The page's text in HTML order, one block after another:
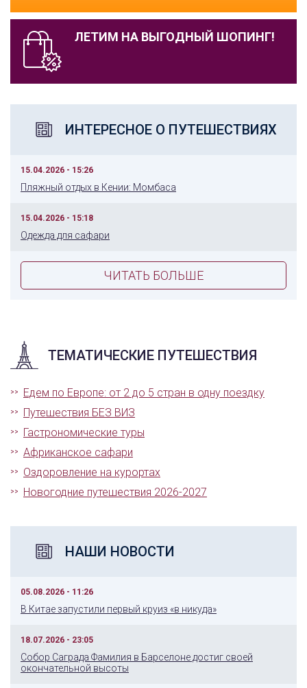
ЛЕТИМ НА ВЫГОДНЫЙ ШОПИНГ!
ИНТЕРЕСНОЕ О ПУТЕШЕСТВИЯХ
15.04.2026 - 15:26
Пляжный отдых в Кении: Момбаса
15.04.2026 - 15:18
Одежда для сафари
ЧИТАТЬ БОЛЬШЕ
ТЕМАТИЧЕСКИЕ ПУТЕШЕСТВИЯ
Едем по Европе: от 2 до 5 стран в одну поездку
Путешествия БЕЗ ВИЗ
Гастрономические туры
Африканское сафари
Оздоровление на курортах
Новогодние путешествия 2026-2027
НАШИ НОВОСТИ
05.08.2026 - 11:26
В Китае запустили первый круиз «в никуда»
18.07.2026 - 23:05
Собор Саграда Фамилия в Барселоне достиг своей
окончательной высоты